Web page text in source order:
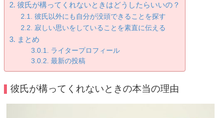
彼氏が構ってくれないときはどうしたらいいの？
彼氏以外にも自分が没頭できることを探す
寂しい思いをしていることを素直に伝える
まとめ
ライタープロフィール
最新の投稿
彼氏が構ってくれないときの本当の理由